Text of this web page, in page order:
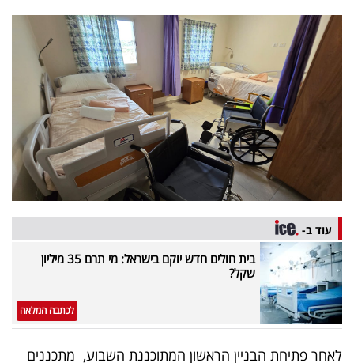
עוד ב-
בית חולים חדש יוקם בישראל: מי תרם 35 מיליון
שקל?
לכתבה המלאה
לאחר פתיחת הבניין הראשון המתוכננת השבוע, מתכננים